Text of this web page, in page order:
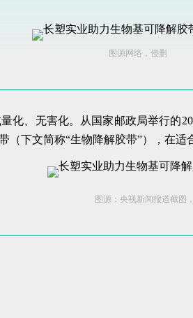
图源网络，侵删
化、无害化。从国家邮政局举行的
下文简称“生物降解胶带”），在
图源：央视新闻报道截图